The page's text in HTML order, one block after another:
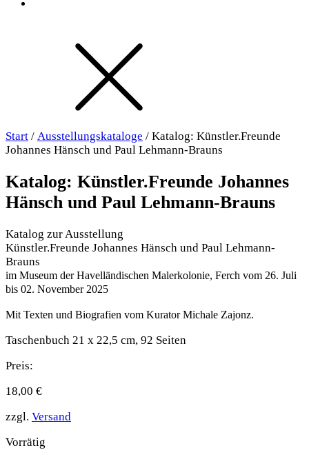
Start / Ausstellungskataloge / Katalog: Künstler.Freunde
Johannes Hänsch und Paul Lehmann-Brauns
Katalog: Künstler.Freunde Johannes
Hänsch und Paul Lehmann-Brauns
Katalog zur Ausstellung
Künstler.Freunde Johannes Hänsch und Paul Lehmann-
Brauns
im Museum der Havelländischen Malerkolonie, Ferch vom 26. Juli
bis 02. November 2025
Mit Texten und Biografien vom Kurator Michale Zajonz.
Taschenbuch 21 x 22,5 cm, 92 Seiten
Preis:
18,00 €
zzgl. Versand
Vorrätig